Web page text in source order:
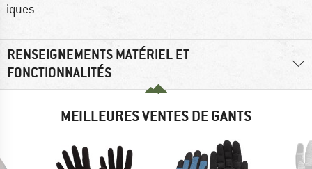
RENSEIGNEMENTS MATÉRIEL ET
FONCTIONNALITÉS
MEILLEURES VENTES DE GANTS